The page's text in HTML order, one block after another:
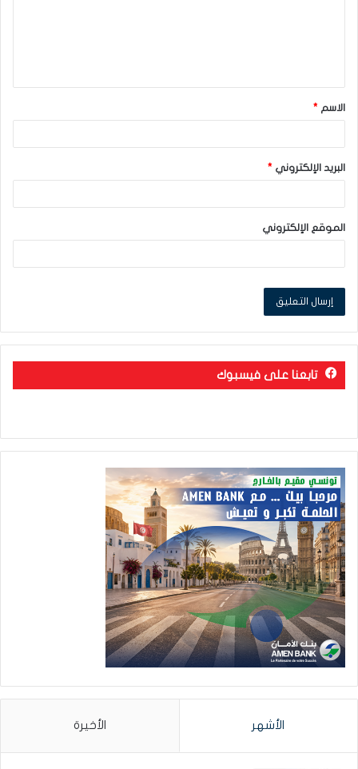
ق
*
الاسم *
البريد الإلكتروني *
الموقع الإلكتروني
تابعنا على فيسبوك
الأشهر الأخيرة